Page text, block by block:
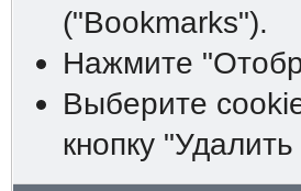
("Bookmarks").
Нажмите
Выберите
кнопку